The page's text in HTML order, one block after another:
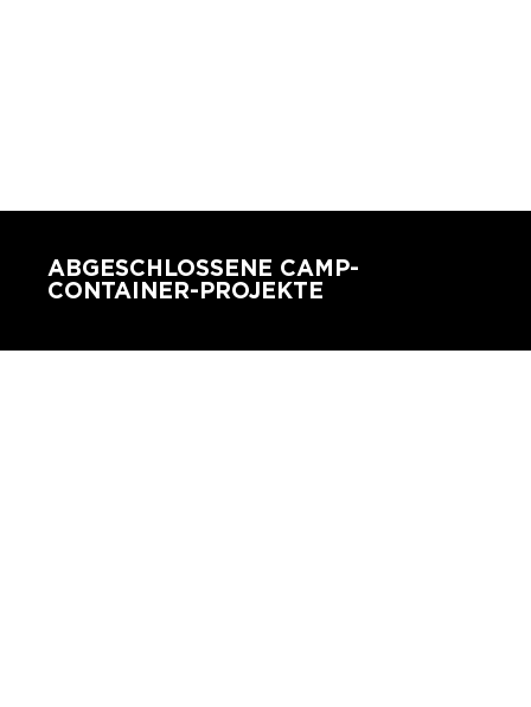
ABGESCHLOSSENE CAMP-
CONTAINER-PROJEKTE